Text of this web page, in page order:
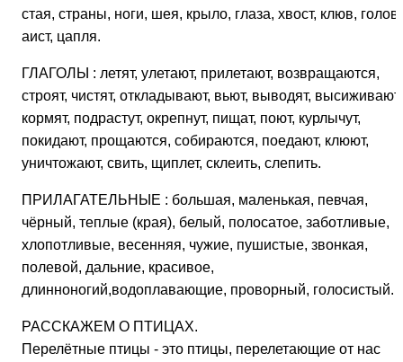
стая, страны, ноги, шея, крыло, глаза, хвост, клюв,
аист, цапля.
ГЛАГОЛЫ : летят, улетают, прилетают, возвращаются,
строят, чистят, откладывают, вьют, выводят, высиживают,
кормят, подрастут, окрепнут, пищат, поют, курлычут,
покидают, прощаются, собираются, поедают, клюют,
уничтожают, свить, щиплет, склеить, слепить.
ПРИЛАГАТЕЛЬНЫЕ : большая, маленькая, певчая,
чёрный, теплые (края), белый, полосатое, заботливые,
хлопотливые, весенняя, чужие, пушистые, звонкая,
полевой, дальние, красивое,
длинноногий,водоплавающие, проворный, голосистый.
РАССКАЖЕМ О ПТИЦАХ.
Перелётные птицы - это птицы, перелетающие от нас